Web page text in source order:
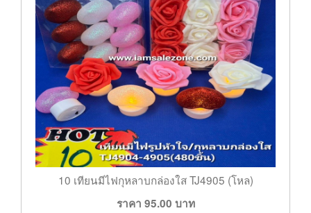
10 เทียนมีไฟกุหลาบกล่องใส TJ4905 (โหล)
ราคา 95.00 บาท